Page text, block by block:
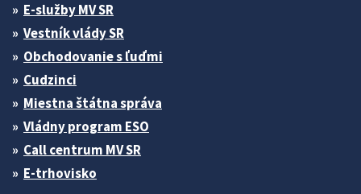
E-služby MV SR
Vestník vlády SR
Obchodovanie s ľuďmi
Cudzinci
Miestna štátna správa
Vládny program ESO
Call centrum MV SR
E-trhovisko